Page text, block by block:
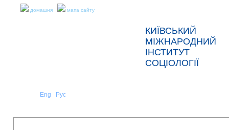
домашня мапа сайту
КИЇВСЬКИЙ
МІЖНАРОДНИЙ
ІНСТИТУТ
СОЦІОЛОГІЇ
Eng Рус